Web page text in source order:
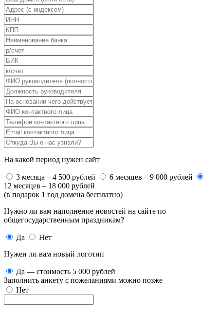
На какой период нужен сайт
3 месяца – 4 500 рублей
6 месяцев – 9 000 рублей
12 месяцев – 18 000 рублей
(в подарок 1 год домена бесплатно)
Нужно ли вам наполнение новостей на сайте по
общегосударственным праздникам?
Да
Нет
Нужен ли вам новый логотип
Да — стоимость 5 000 рублей
Заполнить анкету с пожеланиями можно позже
Нет